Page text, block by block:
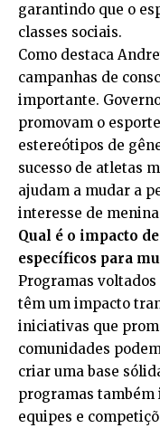
garantindo que o
classes sociais.
Como destaca
campanhas de
importante.
promovam o
estereótipos de
sucesso de atletas
ajudam a mudar a
interesse de
Qual é o impacto
específicos para
Programas
têm um impacto
iniciativas que
comunidades
criar uma base
programas também
equipes e